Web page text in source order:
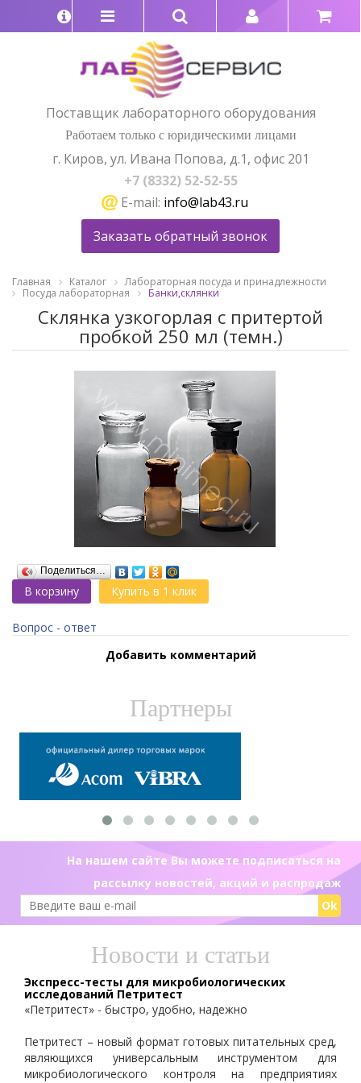
Поставщик лабораторного оборудования
Работаем только с юридическими лицами
г. Киров, ул. Ивана Попова, д.1, офис 201
+7 (8332) 52-52-55
E-mail: info@lab43.ru
Заказать обратный звонок
Главная Каталог
Лабораторная посуда и принадлежности
Посуда лабораторная
Банки,склянки
Склянка узкогорлая с притертой
пробкой 250 мл (темн.)
Поделиться…
В корзину Купить в 1 клик
Вопрос - ответ
Добавить комментарий
Партнеры
На нашем сайте Вы можете подписаться на
рассылку новостей, акций и распродаж
Ok
Новости и статьи
Экспресс-тесты для микробиологических
исследований Петритест
«Петритест» - быстро, удобно, надежно
Петритест – новый формат готовых питательных сред,
являющихся универсальным инструментом для
микробиологического контроля на предприятиях